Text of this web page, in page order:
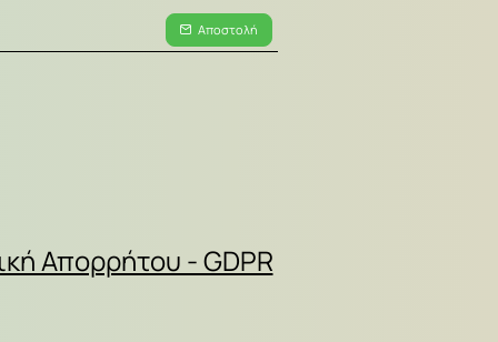
Αποστολή
Απορρήτου - GDPR